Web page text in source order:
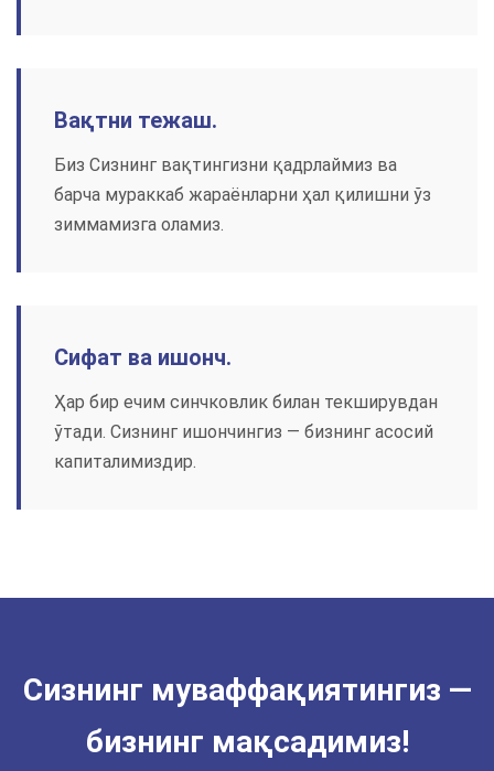
Вақтни тежаш.
Биз Сизнинг вақтингизни қадрлаймиз ва
барча мураккаб жараёнларни ҳал қилишни ўз
зиммамизга оламиз.
Сифат ва ишонч.
Ҳар бир ечим синчковлик билан текширувдан
ўтади. Сизнинг ишончингиз — бизнинг асосий
капиталимиздир.
Сизнинг муваффақиятингиз —
бизнинг мақсадимиз!